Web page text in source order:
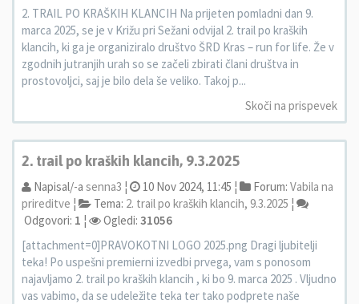
2. TRAIL PO KRAŠKIH KLANCIH Na prijeten pomladni dan 9.
marca 2025, se je v Križu pri Sežani odvijal 2. trail po kraških
klancih, ki ga je organiziralo društvo ŠRD Kras – run for life. Že v
zgodnih jutranjih urah so se začeli zbirati člani društva in
prostovoljci, saj je bilo dela še veliko. Takoj p...
Skoči na prispevek
2. trail po kraških klancih, 9.3.2025
Napisal/-a senna3 ¦ 10 Nov 2024, 11:45 ¦ Forum: Vabila na
prireditve ¦ Tema: 2. trail po kraških klancih, 9.3.2025 ¦
Odgovori: 1 ¦ Ogledi: 31056
[attachment=0]PRAVOKOTNI LOGO 2025.png Dragi ljubitelji
teka! Po uspešni premierni izvedbi prvega, vam s ponosom
najavljamo 2. trail po kraških klancih , ki bo 9. marca 2025 . Vljudno
vas vabimo, da se udeležite teka ter tako podprete naše